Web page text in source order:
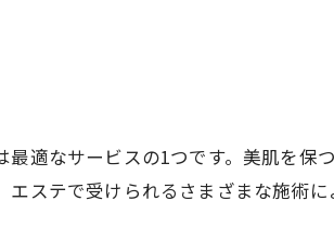
適なサービスの1つです。美肌を保
ステで受けられるさまざまな施術